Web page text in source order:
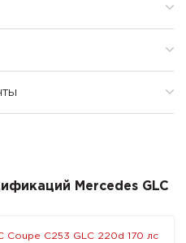
Mercedes GLC
Coupe C253 GLC 220d 170 лс